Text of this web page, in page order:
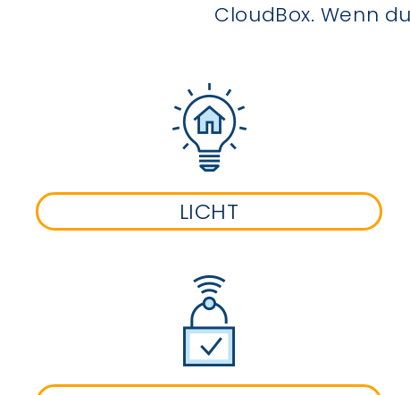
CloudBox. Wenn
LICHT